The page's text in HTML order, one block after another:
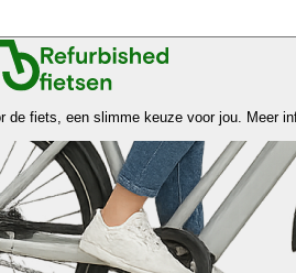
de fiets, een slimme keuze voor jou. Meer